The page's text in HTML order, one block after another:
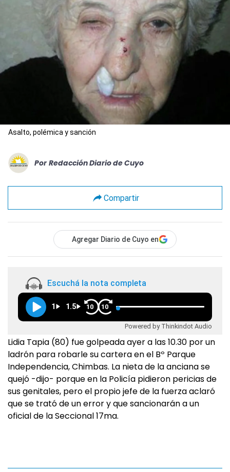
Asalto, polémica y sanción
Por Redacción Diario de Cuyo
Compartir
Agregar Diario de Cuyo en
Escuchá la nota completa
1 1.5 10 10
Powered by Thinkindot Audio
Lidia Tapia (80) fue golpeada ayer a las 10.30 por un
ladrón para robarle su cartera en el Bº Parque
Independencia, Chimbas. La nieta de la anciana se
quejó -dijo- porque en la Policía pidieron pericias de
sus genitales, pero el propio jefe de la fuerza aclaró
que se trató de un error y que sancionarán a un
oficial de la Seccional 17ma.